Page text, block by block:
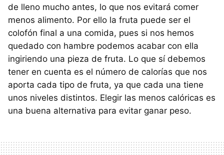
de lleno mucho antes, lo que nos evitará comer
menos alimento. Por ello la fruta puede ser el
colofón final a una comida, pues si nos hemos
quedado con hambre podemos acabar con ella
ingiriendo una pieza de fruta. Lo que sí debemos
tener en cuenta es el número de calorías que nos
aporta cada tipo de fruta, ya que cada una tiene
unos niveles distintos. Elegir las menos calóricas es
una buena alternativa para evitar ganar peso.